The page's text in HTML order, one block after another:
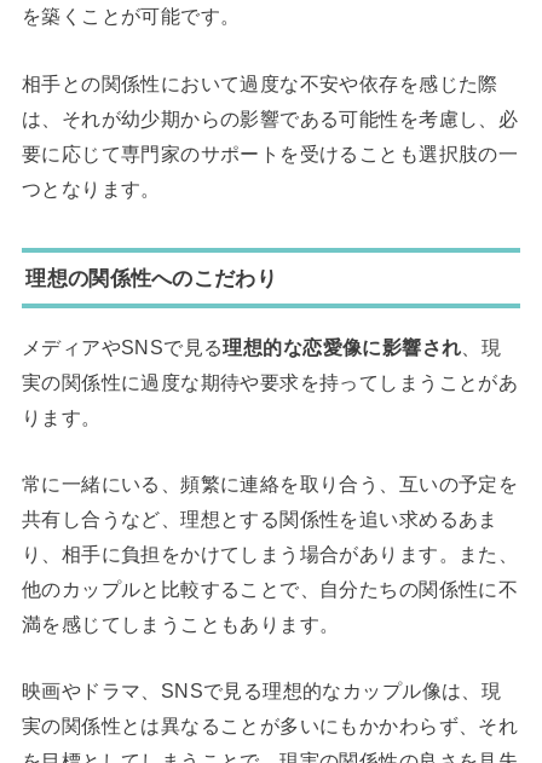
を築くことが可能です。
相手との関係性において過度な不安や依存を感じた際
は、それが幼少期からの影響である可能性を考慮し、必
要に応じて専門家のサポートを受けることも選択肢の一
つとなります。
理想の関係性へのこだわり
メディアやSNSで見る理想的な恋愛像に影響され 、現
実の関係性に過度な期待や要求を持ってしまうことがあ
ります。
常に一緒にいる、頻繁に連絡を取り合う、互いの予定を
共有し合うなど、理想とする関係性を追い求めるあま
り、相手に負担をかけてしまう場合があります。また、
他のカップルと比較することで、自分たちの関係性に不
満を感じてしまうこともあります。
映画やドラマ、SNSで見る理想的なカップル像は、現
実の関係性とは異なることが多いにもかかわらず、それ